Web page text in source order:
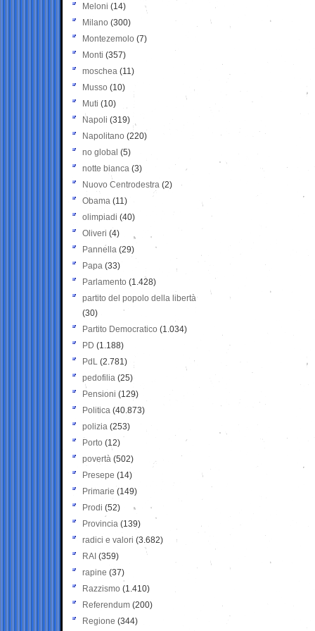
Meloni (14)
Milano (300)
Montezemolo (7)
Monti (357)
moschea (11)
Musso (10)
Muti (10)
Napoli (319)
Napolitano (220)
no global (5)
notte bianca (3)
Nuovo Centrodestra (2)
Obama (11)
olimpiadi (40)
Oliveri (4)
Pannella (29)
Papa (33)
Parlamento (1.428)
partito del popolo della libertà
(30)
Partito Democratico (1.034)
PD (1.188)
PdL (2.781)
pedofilia (25)
Pensioni (129)
Politica (40.873)
polizia (253)
Porto (12)
povertà (502)
Presepe (14)
Primarie (149)
Prodi (52)
Provincia (139)
radici e valori (3.682)
RAI (359)
rapine (37)
Razzismo (1.410)
Referendum (200)
Regione (344)